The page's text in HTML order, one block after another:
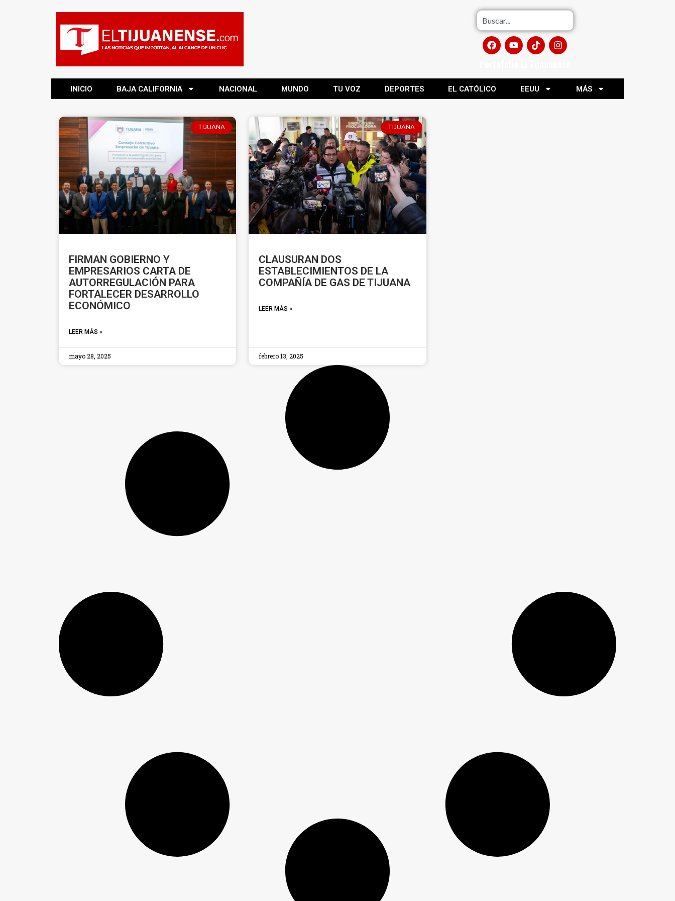
INICIO BAJA CALIFORNIA NACIONAL MUNDO TU VOZ DEPORTES EL CATÓLICO EEUU MÁS
TIJUANA
FIRMAN GOBIERNO Y
EMPRESARIOS CARTA DE
AUTORREGULACIÓN PARA
FORTALECER DESARROLLO
ECONÓMICO
LEER MÁS »
mayo 28, 2025
TIJUANA
CLAUSURAN DOS
ESTABLECIMIENTOS DE LA
COMPAÑÍA DE GAS DE TIJUANA
LEER MÁS »
febrero 13, 2025